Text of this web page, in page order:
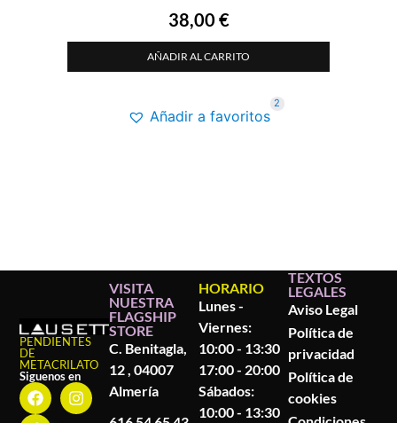
38,00 €
AÑADIR AL CARRITO
Añadir a favoritos
2
PENDIENTES
DE
METACRILATO
Siguenos en
VISITA
NUESTRA
FLAGSHIP
STORE
C. Benitagla,
12 , 04007
Almería
HORARIO
Lunes -
Viernes:
10:00 - 13:30
17:00 - 20:00
Sábados:
10:00 - 13:30
TEXTOS
LEGALES
Aviso Legal
Política de
privacidad
Política de
cookies